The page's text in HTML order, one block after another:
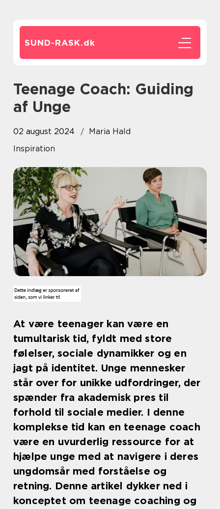
SUND-RASK.dk
Teenage Coach: Guiding
af Unge
02 august 2024
Maria Hald
Inspiration
At være teenager kan være en
tumultarisk tid, fyldt med store
følelser, sociale dynamikker og en
jagt på identitet. Unge mennesker
står over for unikke udfordringer, der
spænder fra akademisk pres til
forhold til sociale medier. I denne
komplekse tid kan en teenage coach
være en uvurderlig ressource for at
hjælpe unge med at navigere i deres
ungdomsår med forståelse og
retning. Denne artikel dykker ned i
konceptet om teenage coaching og